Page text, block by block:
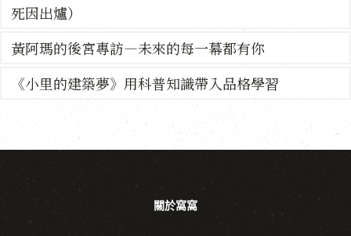
死因出爐）
黃阿瑪的後宮專訪—未來的每一幕都有你
《小里的建築夢》用科普知識帶入品格學習
關於窩窩